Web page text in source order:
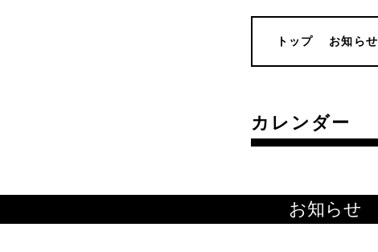
トップ お知らせ
カレンダー
お知らせ